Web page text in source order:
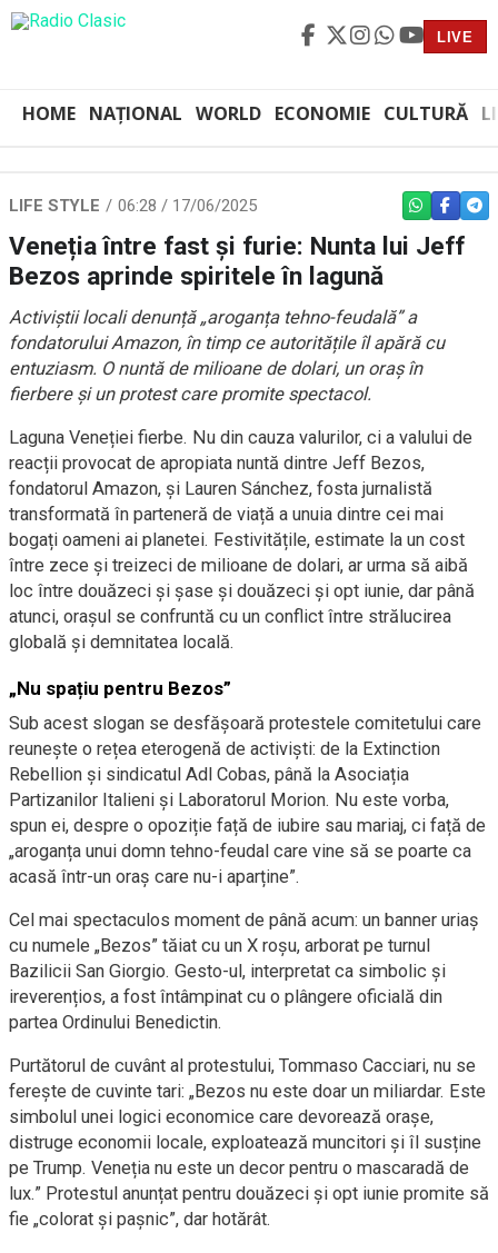
LIVE
HOME NAȚIONAL WORLD ECONOMIE CULTURĂ
LIFE STYLE 06:28 / 17/06/2025 WHATSAPP
Veneția între fast și furie: Nunta lui Jeff
Bezos aprinde spiritele în lagună
Activiștii locali denunță „aroganța tehno-feudală” a
fondatorului Amazon, în timp ce autoritățile îl apără cu
entuziasm. O nuntă de milioane de dolari, un oraș în
fierbere și un protest care promite spectacol.
Laguna Veneției fierbe. Nu din cauza valurilor, ci a valului de
reacții provocat de apropiata nuntă dintre Jeff Bezos,
fondatorul Amazon, și Lauren Sánchez, fosta jurnalistă
transformată în parteneră de viață a unuia dintre cei mai
bogați oameni ai planetei. Festivitățile, estimate la un cost
între zece și treizeci de milioane de dolari, ar urma să aibă
loc între douăzeci și șase și douăzeci și opt iunie, dar până
atunci, orașul se confruntă cu un conflict între strălucirea
globală și demnitatea locală.
„Nu spațiu pentru Bezos”
Sub acest slogan se desfășoară protestele comitetului care
reunește o rețea eterogenă de activiști: de la Extinction
Rebellion și sindicatul Adl Cobas, până la Asociația
Partizanilor Italieni și Laboratorul Morion. Nu este vorba,
spun ei, despre o opoziție față de iubire sau mariaj, ci față de
„aroganța unui domn tehno-feudal care vine să se poarte ca
acasă într-un oraș care nu-i aparține”.
Cel mai spectaculos moment de până acum: un banner uriaș
cu numele „Bezos” tăiat cu un X roșu, arborat pe turnul
Bazilicii San Giorgio. Gesto-ul, interpretat ca simbolic și
ireverențios, a fost întâmpinat cu o plângere oficială din
partea Ordinului Benedictin.
Purtătorul de cuvânt al protestului, Tommaso Cacciari, nu se
ferește de cuvinte tari: „Bezos nu este doar un miliardar. Este
simbolul unei logici economice care devorează orașe,
distruge economii locale, exploatează muncitori și îl susține
pe Trump. Veneția nu este un decor pentru o mascaradă de
lux.” Protestul anunțat pentru douăzeci și opt iunie promite să
fie „colorat și pașnic”, dar hotărât.